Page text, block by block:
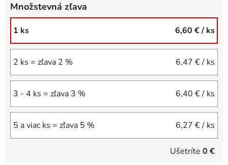
Množstevná zľava
1 ks 6,60 €/ ks
2 ks = zľava 2 % 6,47 €/ ks
3 - 4 ks = zľava 3 % 6,40 €/ ks
5 a viac ks = zľava 5 % 6,27 €/ ks
Ušetríte 0 €